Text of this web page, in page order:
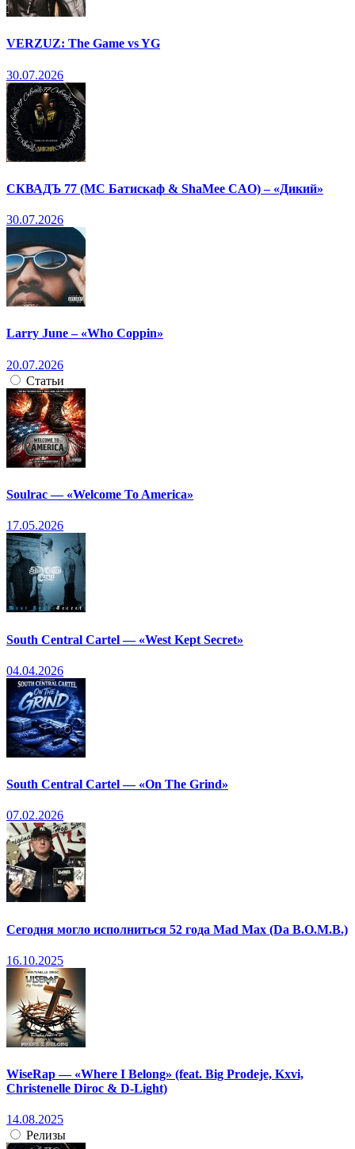
VERZUZ: The Game vs YG
30.07.2026
СКВАДЪ 77 (МС Батискаф & ShaMee CAO) – «Дикий»
30.07.2026
Larry June – «Who Coppin»
20.07.2026
Статьи
Soulrac — «Welcome To America»
17.05.2026
South Central Cartel — «West Kept Secret»
04.04.2026
South Central Cartel — «On The Grind»
07.02.2026
Сегодня могло исполниться 52 года Mad Max (Da B.O.M.B.)
16.10.2025
WiseRap — «Where I Belong» (feat. Big Prodeje, Kxvi,
Christenelle Diroc & D-Light)
14.08.2025
Релизы